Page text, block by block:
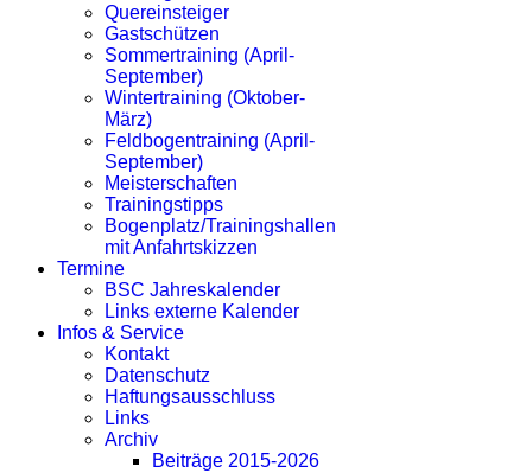
Quereinsteiger
Gastschützen
Sommertraining (April-
September)
Wintertraining (Oktober-
März)
Feldbogentraining (April-
September)
Meisterschaften
Trainingstipps
Bogenplatz/Trainingshallen
mit Anfahrtskizzen
Termine
BSC Jahreskalender
Links externe Kalender
Infos & Service
Kontakt
Datenschutz
Haftungsausschluss
Links
Archiv
Beiträge 2015-2026